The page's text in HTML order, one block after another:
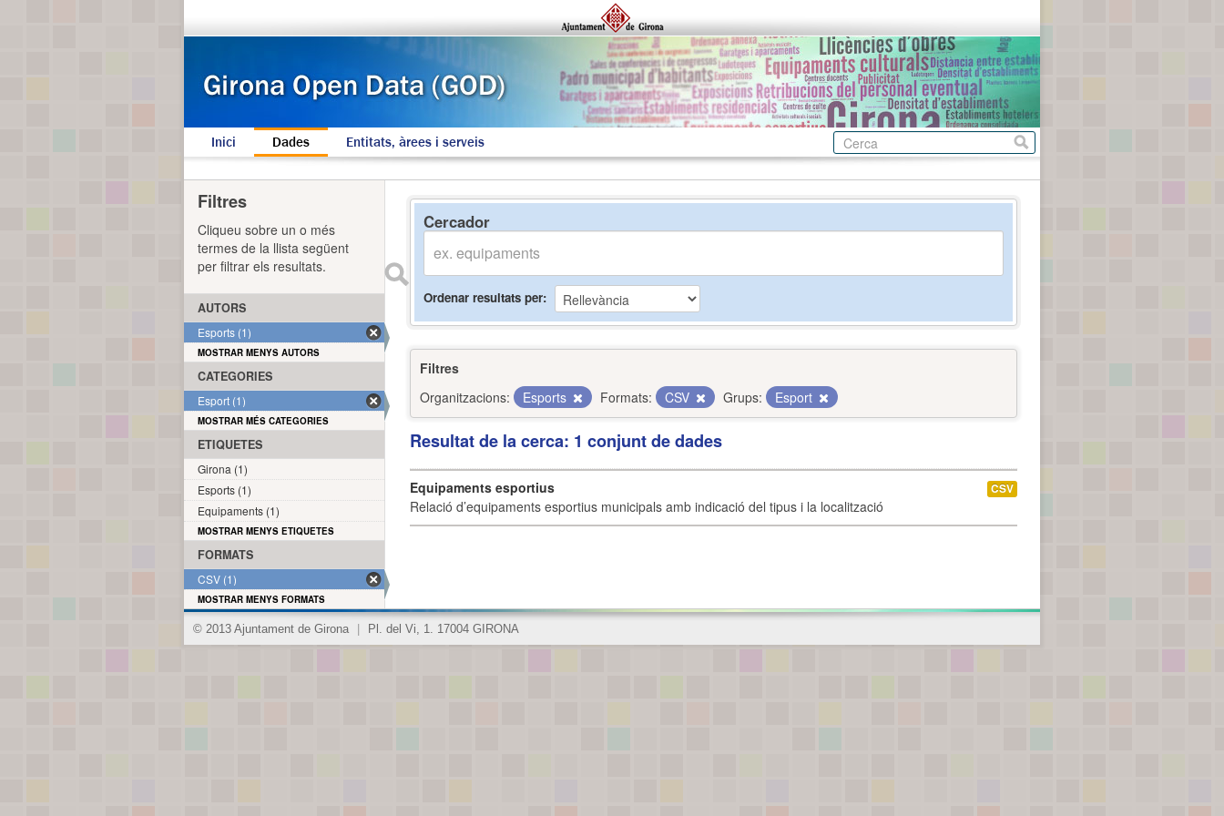
Inici Dades Entitats, àrees i serveis
Cercador
Ordenar resultats per
Filtres
Organitzacions:
Esports Formats: CSV Grups: Esport
Resultat de la cerca: 1 conjunt de dades
Equipaments esportius
Relació d’equipaments esportius municipals amb indicació del tipus i la localització
CSV
Filtres
Cliqueu sobre un o més
termes de la llista següent
per filtrar els resultats.
AUTORS
Esports (1)
MOSTRAR MENYS AUTORS
CATEGORIES
Esport (1)
MOSTRAR MÉS CATEGORIES
ETIQUETES
Girona (1)
Esports (1)
Equipaments (1)
MOSTRAR MENYS ETIQUETES
FORMATS
CSV (1)
MOSTRAR MENYS FORMATS
© 2013 Ajuntament de Girona Pl. del Vi, 1. 17004 GIRONA